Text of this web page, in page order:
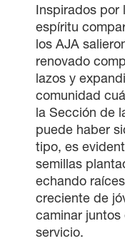
Inspirados por
espíritu
los AJA
renovado
lazos y
comunidad
la Sección de
puede haber
tipo, es
semillas
echando
creciente de
caminar juntos
servicio.